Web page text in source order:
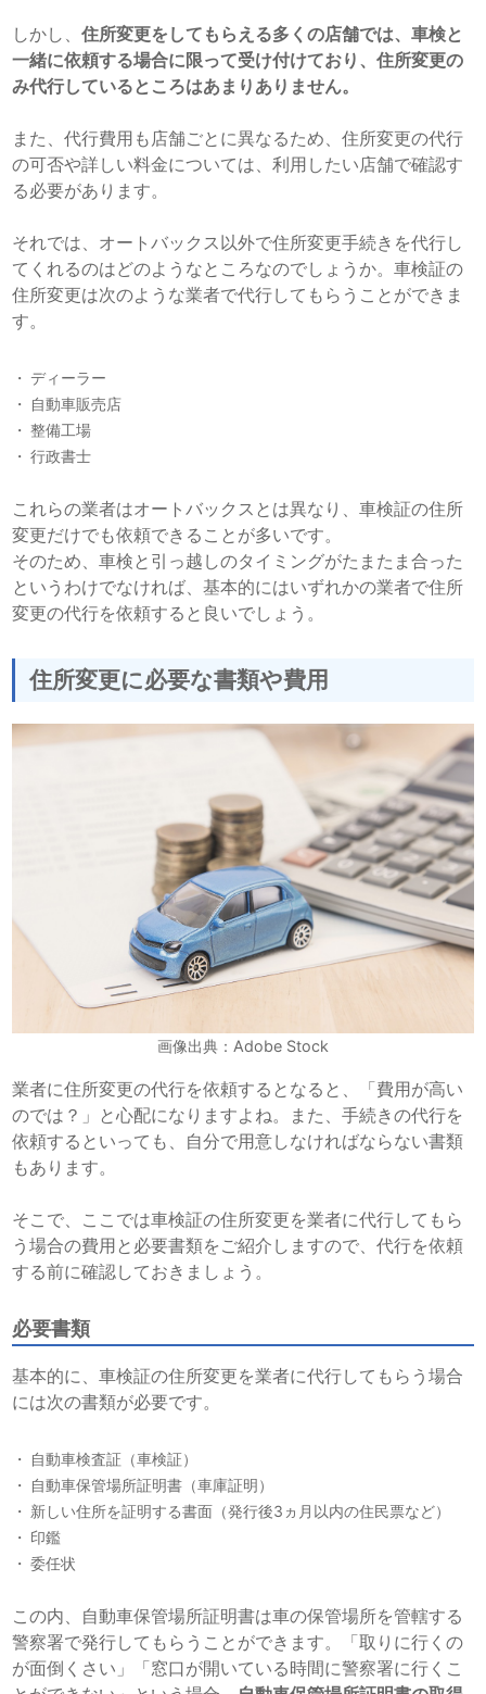
しかし、住所変更をしてもらえる多くの店舗では、車検と
一緒に依頼する場合に限って受け付けており、住所変更の
み代行しているところはあまりありません。
また、代行費用も店舗ごとに異なるため、住所変更の代行
の可否や詳しい料金については、利用したい店舗で確認す
る必要があります。
それでは、オートバックス以外で住所変更手続きを代行し
てくれるのはどのようなところなのでしょうか。車検証の
住所変更は次のような業者で代行してもらうことができま
す。
ディーラー
自動車販売店
整備工場
行政書士
これらの業者はオートバックスとは異なり、車検証の住所
変更だけでも依頼できることが多いです。
そのため、車検と引っ越しのタイミングがたまたま合った
というわけでなければ、基本的にはいずれかの業者で住所
変更の代行を依頼すると良いでしょう。
住所変更に必要な書類や費用
画像出典：Adobe Stock
業者に住所変更の代行を依頼するとなると、「費用が高い
のでは？」と心配になりますよね。また、手続きの代行を
依頼するといっても、自分で用意しなければならない書類
もあります。
そこで、ここでは車検証の住所変更を業者に代行してもら
う場合の費用と必要書類をご紹介しますので、代行を依頼
する前に確認しておきましょう。
必要書類
基本的に、車検証の住所変更を業者に代行してもらう場合
には次の書類が必要です。
自動車検査証（車検証）
自動車保管場所証明書（車庫証明）
新しい住所を証明する書面（発行後3ヵ月以内の住民票など）
印鑑
委任状
この内、自動車保管場所証明書は車の保管場所を管轄する
警察署で発行してもらうことができます。「取りに行くの
が面倒くさい」「窓口が開いている時間に警察署に行くこ